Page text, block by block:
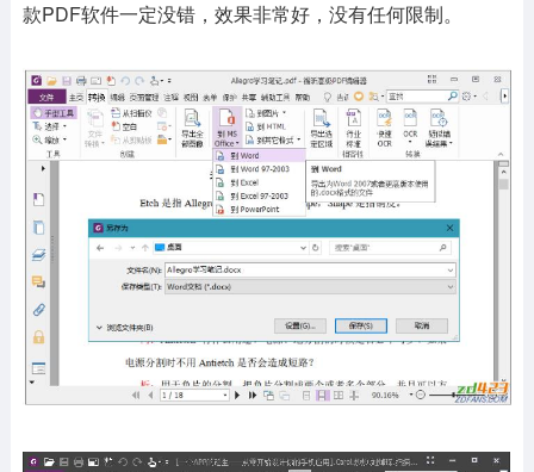
款PDF软件一定没错，效果非常好，没有任何限制。